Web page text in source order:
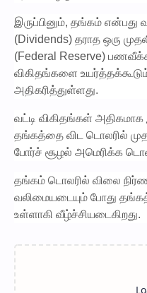
இருப்பினும், தங்கம் என்பது
(Dividends) தராத ஒரு
(Federal Reserve)
விகிதங்களை உயர்த்தக்கூடும்
அதிகரித்துள்ளது.
வட்டி விகிதங்கள்
தங்கத்தை விட டொலரில்
போர்ச் சூழல் அமெரிக்க
தங்கம் டொலரில் விலை
வலிமையடையும் போது
உள்ளாகி வீழ்ச்சியடைகிறது.